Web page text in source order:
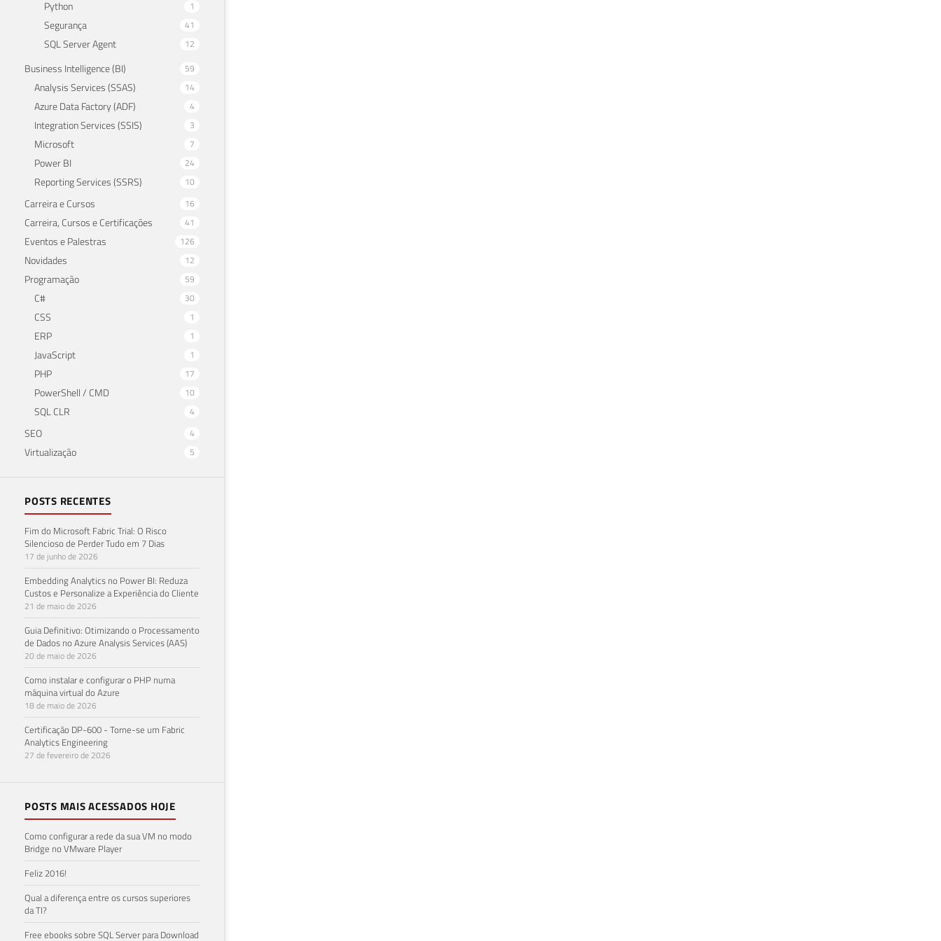
Python 1
Segurança 41
SQL Server Agent 12
Business Intelligence (BI) 59
Analysis Services (SSAS) 14
Azure Data Factory (ADF) 4
Integration Services (SSIS) 3
Microsoft 7
Power BI 24
Reporting Services (SSRS) 10
Carreira e Cursos 16
Carreira, Cursos e Certificações 41
Eventos e Palestras 126
Novidades 12
Programação 59
C# 30
CSS 1
ERP 1
JavaScript 1
PHP 17
PowerShell / CMD 10
SQL CLR 4
SEO 4
Virtualização 5
POSTS RECENTES
Fim do Microsoft Fabric Trial: O Risco
Silencioso de Perder Tudo em 7 Dias
17 de junho de 2026
Embedding Analytics no Power BI: Reduza
Custos e Personalize a Experiência do Cliente
21 de maio de 2026
Guia Definitivo: Otimizando o Processamento
de Dados no Azure Analysis Services (AAS)
20 de maio de 2026
Como instalar e configurar o PHP numa
máquina virtual do Azure
18 de maio de 2026
Certificação DP-600 - Torne-se um Fabric
Analytics Engineering
27 de fevereiro de 2026
POSTS MAIS ACESSADOS HOJE
Como configurar a rede da sua VM no modo
Bridge no VMware Player
Feliz 2016!
Qual a diferença entre os cursos superiores
da TI?
Free ebooks sobre SQL Server para Download